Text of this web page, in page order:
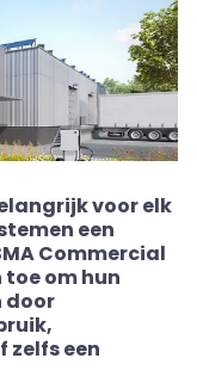
voor elk
een
Commercial
om hun
door
zelfs een